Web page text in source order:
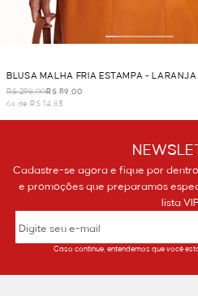
BLUSA MALHA FRIA ESTAMPA - LARANJA
R$ 298,00R$ 89,00
6x de R$ 14,83
Cadastre-se agora e fique por
e promoções que preparamos
lista
Caso continue, entendemos que você